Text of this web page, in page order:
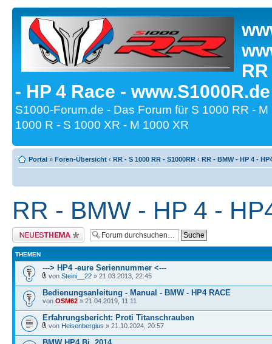
- HP 4 Race -
S1000-Forum.de - Das Forum für S 1000 RR -
1000 R - S 1000 XR - M 1000 XR
Portal » Foren-Übersicht ‹ RR - S 1000 RR - S1000RR ‹ RR - BMW - HP 4 -
RR - BMW - HP 4 -
Neues Thema erstellen
THEMEN
---> HP4 -eure Seriennummer <---
von Steini__22 » 21.03.2013, 22:45
Bedienungsanleitung - Manual - BMW - HP4 RACE
von OSM62 » 21.04.2019, 11:11
Erfahrungsbericht: Proti Titanschrauben
von Heisenbergius » 21.10.2024, 20:57
BMW HP4 Bj. 2014